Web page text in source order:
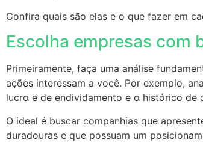
Confira quais são elas e o que fazer em
Escolha empresas com
Primeiramente, faça uma análise
ações interessam a você. Por exemplo,
lucro e de endividamento e o histórico de
O ideal é buscar companhias que
duradouras e que possuam um